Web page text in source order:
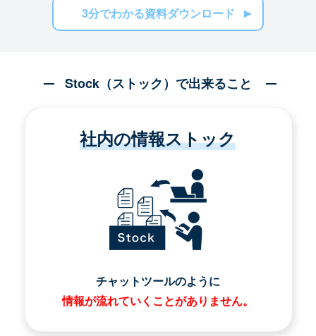
3分でわかる資料ダウンロード
Stock（ストック）で出来ること
社内の情報ストック
チャットツールのように
情報が流れていくことがありません。